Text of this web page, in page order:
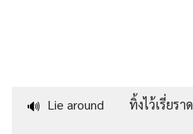
🔊 Lie around ทิ้งไว้เรี่ยราด